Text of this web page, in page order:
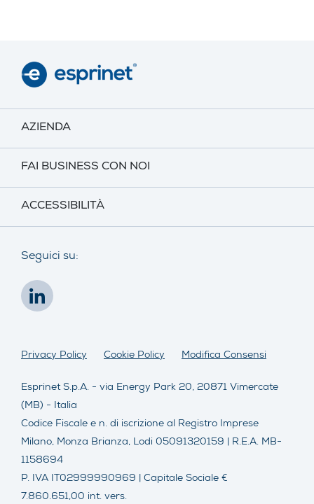
AZIENDA
FAI BUSINESS CON NOI
ACCESSIBILITÀ
Seguici su:
Esprinet S.p.A. - via Energy Park 20, 20871 Vimercate
(MB) - Italia
Codice Fiscale e n. di iscrizione al Registro Imprese
Milano, Monza Brianza, Lodi 05091320159 | R.E.A. MB-
1158694
P. IVA IT02999990969 | Capitale Sociale €
7.860.651,00 int. vers.
Privacy Policy Cookie Policy Modifica Consensi